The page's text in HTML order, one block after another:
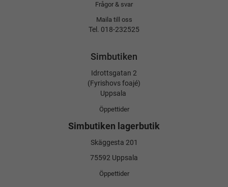
Frågor & svar
Maila till oss
Tel. 018-232525
Simbutiken
Idrottsgatan 2
(Fyrishovs foajé)
Uppsala
Öppettider
Simbutiken lagerbutik
Skäggesta 201
75592 Uppsala
Öppettider